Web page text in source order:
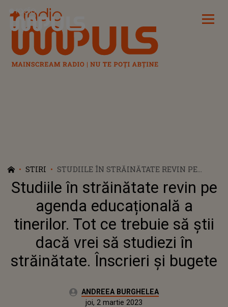
Radio Impuls
STIRI
STUDIILE ÎN STRĂINĂTATE REVIN PE
AGENDA EDUCAȚIONALĂ A TINERILOR.
TOT CE TREBUIE SĂ ȘTII DACĂ VREI SĂ
STUDIEZI ÎN STRĂINĂTATE. ÎNSCRIERI ȘI
BUGETE
Studiile în străinătate revin pe
agenda educațională a
tinerilor. Tot ce trebuie să știi
dacă vrei să studiezi în
străinătate. Înscrieri și bugete
Autor:ANDREEA BURGHELEA
Actualizat:
joi, 2 martie 2023